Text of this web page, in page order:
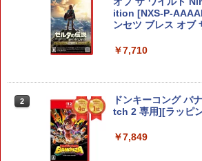
Nintendo Switch 2(
プロダクトコード 封
￥7,286
【純正品】ディス
【純正品】Xbox ワ
【純正品】Xbox ワ
窩座再来 通常版
【Amazon.co.jp限
ition [NXS-P-
ンセツ ブレス オブ
￥7,710
2
ドンキーコング バ
tch 2 専用][ラッピ
￥7,849